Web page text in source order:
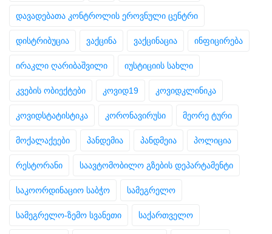
დავადებათა კონტროლის ეროვნული ცენტრი
დისტრიბუცია ვაქცინა ვაქცინაცია ინფიცირება
ირაკლი ღარიბაშვილი იუსტიციის სახლი
კვების ობიექტები კოვიდ19 კოვიდკლინიკა
კოვიდსტატისტიკა კორონავირუსი მეორე ტური
მოქალაქეები პანდემია პანდმეია პოლიცია
რესტორანი საავტომობილო გზების დეპარტამენტი
საკოორდინაციო საბჭო სამეგრელო
სამეგრელო-ზემო სვანეთი საქართველო